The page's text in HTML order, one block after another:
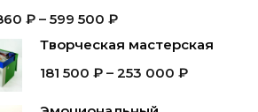
₽– 599 500 ₽
Творческая мастерская
181 500 ₽– 253 000 ₽